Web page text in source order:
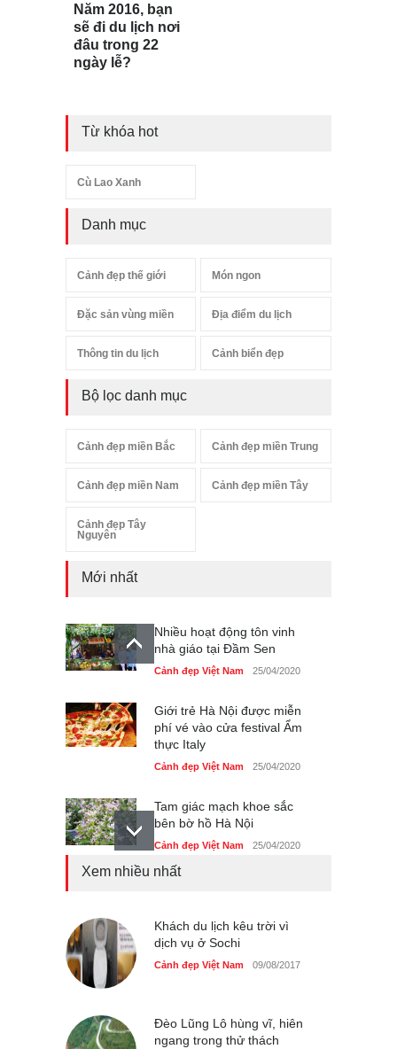
Năm 2016, bạn
sẽ đi du lịch nơi
đâu trong 22
ngày lễ?
Từ khóa hot
Cù Lao Xanh
Danh mục
Cảnh đẹp thế giới Món ngon
Đặc sản vùng miền Địa điểm du lịch
Thông tin du lịch Cảnh biển đẹp
Bộ lọc danh mục
Cảnh đẹp miền Bắc Cảnh đẹp miền Trung
Cảnh đẹp miền Nam Cảnh đẹp miền Tây
Cảnh đẹp Tây
Nguyên
Mới nhất
Nhiều hoạt động tôn vinh
nhà giáo tại Đầm Sen
Cảnh đẹp Việt Nam 25/04/2020
Giới trẻ Hà Nội được miễn
phí vé vào cửa festival Ẩm
thực Italy
Cảnh đẹp Việt Nam 25/04/2020
Tam giác mạch khoe sắc
bên bờ hồ Hà Nội
Cảnh đẹp Việt Nam 25/04/2020
Cảnh đẹp Việt Nam 24/04/2020
Những món ăn đồng quê
Xem nhiều nhất
Khách du lịch kêu trời vì
dịch vụ ở Sochi
Cảnh đẹp Việt Nam 09/08/2017
Đèo Lũng Lô hùng vĩ, hiên
ngang trong thử thách